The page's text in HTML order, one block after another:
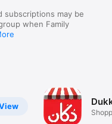
subscriptions may be
when Family